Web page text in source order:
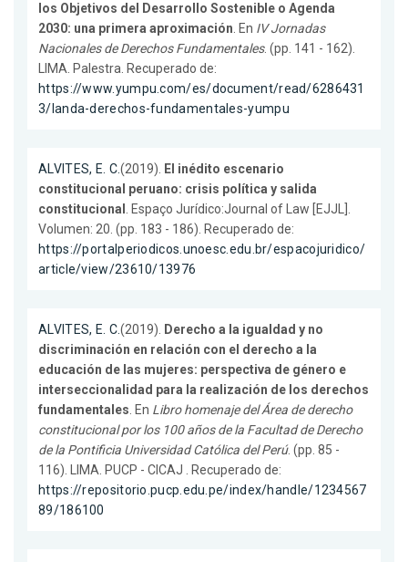
los Objetivos del Desarrollo Sostenible o Agenda
2030: una primera aproximación. En IV Jornadas
Nacionales de Derechos Fundamentales. (pp. 141 - 162).
LIMA. Palestra. Recuperado de:
https://www.yumpu.com/es/document/read/6286431
3/landa-derechos-fundamentales-yumpu
ALVITES, E. C.(2019). El inédito escenario
constitucional peruano: crisis política y salida
constitucional . Espaço Jurídico:Journal of Law [EJJL].
Volumen: 20. (pp. 183 - 186). Recuperado de:
https://portalperiodicos.unoesc.edu.br/espacojuridico/
article/view/23610/13976
ALVITES, E. C.(2019). Derecho a la igualdad y no
discriminación en relación con el derecho a la
educación de las mujeres: perspectiva de género e
interseccionalidad para la realización de los derechos
fundamentales. En Libro homenaje del Área de derecho
constitucional por los 100 años de la Facultad de Derecho
de la Pontificia Universidad Católica del Perú. (pp. 85 -
116). LIMA. PUCP - CICAJ . Recuperado de:
https://repositorio.pucp.edu.pe/index/handle/1234567
89/186100